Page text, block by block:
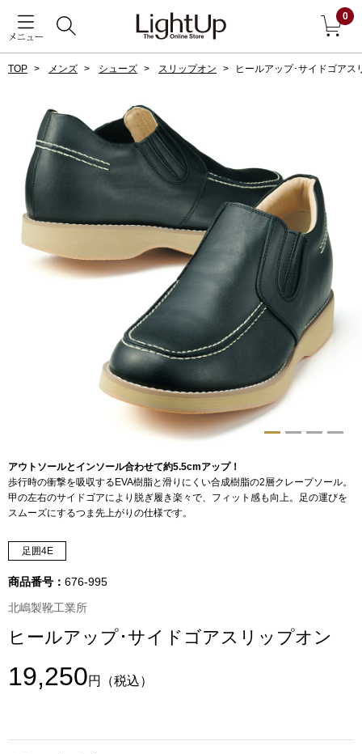
メニュー
0
アクセサリー
戻る
ジャケット
コート
ブルゾン
その他
トップス
Tシャツ／カッ
シャツ
ベスト
ボトムス
TOP メンズ シューズ スリップオン ヒールアップ･サイドゴアス
アウトソールとインソール合わせて約5.5cmアップ！
歩行時の衝撃を吸収するEVA樹脂と滑りにくい合成樹脂の2層クレープソール。
甲の左右のサイドゴアにより脱ぎ履き楽々で、フィット感も向上。足の運びを
スムーズにするつま先上がりの仕様です。
足囲4E
商品番号： 676-995
北嶋製靴工業所
ヒールアップ･サイドゴアスリップオン
19,250円 （税込）